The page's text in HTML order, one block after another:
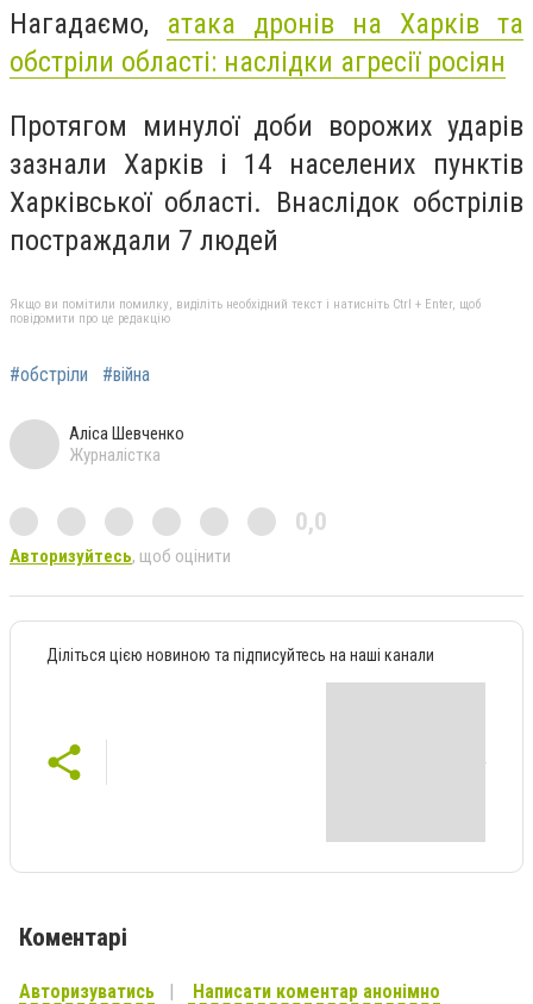
Нагадаємо, атака дронів на Харків та
обстріли області: наслідки агресії росіян
Протягом минулої доби ворожих ударів
зазнали Харків і 14 населених пунктів
Харківської області. Внаслідок обстрілів
постраждали 7 людей
Якщо ви помітили помилку, виділіть необхідний текст і натисніть Ctrl + Enter, щоб
повідомити про це редакцію
#обстріли #війна
Аліса Шевченко
Журналістка
0,0
Авторизуйтесь, щоб оцінити
Діліться цією новиною та підписуйтесь на наші канали
Коментарі
Авторизуватись Написати коментар анонімно